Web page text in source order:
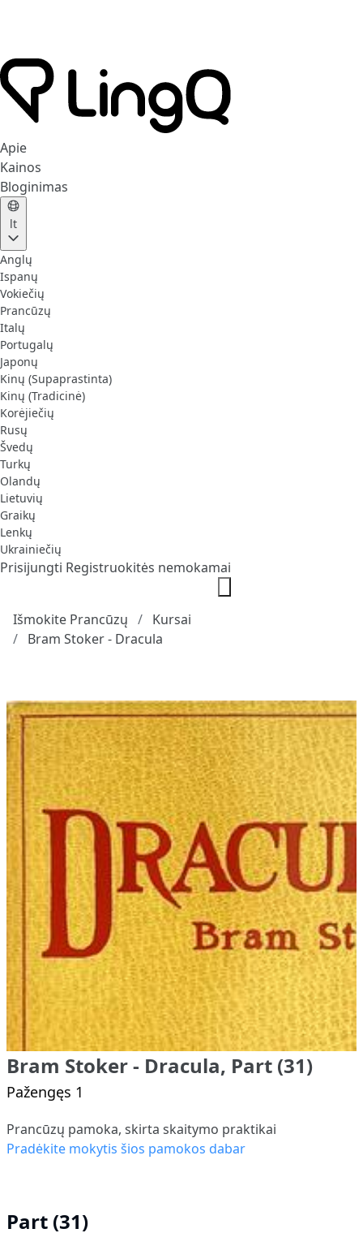
Apie
Kainos
Bloginimas
lt
Anglų
Ispanų
Vokiečių
Prancūzų
Italų
Portugalų
Japonų
Kinų (Supaprastinta)
Kinų (Tradicinė)
Korėjiečių
Rusų
Švedų
Turkų
Olandų
Lietuvių
Graikų
Lenkų
Ukrainiečių
Prisijungti Registruokitės nemokamai
Išmokite Prancūzų
Kursai
Bram Stoker - Dracula
Bram Stoker - Dracula, Part (31)
Pažengęs 1
Prancūzų pamoka, skirta skaitymo praktikai
Pradėkite mokytis šios pamokos dabar
Part (31)